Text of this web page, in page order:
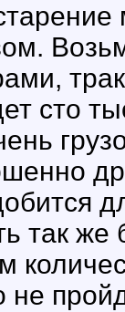
сто
так же
не